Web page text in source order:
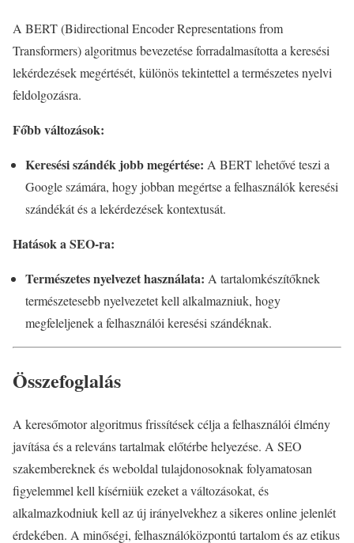
A BERT (Bidirectional Encoder Representations from
Transformers) algoritmus bevezetése forradalmasította a keresési
lekérdezések megértését, különös tekintettel a természetes nyelvi
feldolgozásra.
Főbb változások:
Keresési szándék jobb megértése: A BERT lehetővé teszi a
Google számára, hogy jobban megértse a felhasználók keresési
szándékát és a lekérdezések kontextusát.
Hatások a SEO-ra:
Természetes nyelvezet használata: A tartalomkészítőknek
természetesebb nyelvezetet kell alkalmazniuk, hogy
megfeleljenek a felhasználói keresési szándéknak.
Összefoglalás
A keresőmotor algoritmus frissítések célja a felhasználói élmény
javítása és a releváns tartalmak előtérbe helyezése. A SEO
szakembereknek és weboldal tulajdonosoknak folyamatosan
figyelemmel kell kísérniük ezeket a változásokat, és
alkalmazkodniuk kell az új irányelvekhez a sikeres online jelenlét
érdekében. A minőségi, felhasználóközpontú tartalom és az etikus